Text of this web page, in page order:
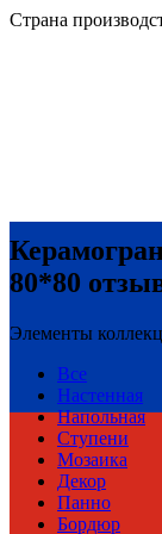
Страна
80*80
Элементы
Все
Настенная
Напольная
Ступени
Мозаика
Декор
Панно
Бордюр